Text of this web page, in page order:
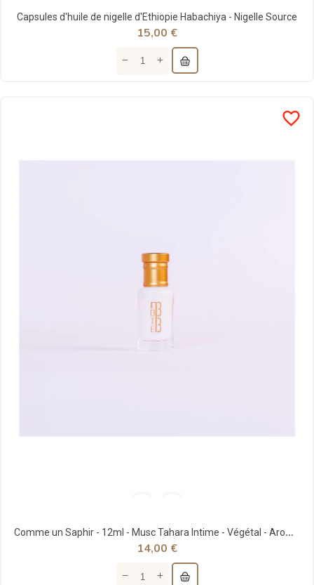
Capsules d'huile de nigelle d'Ethiopie Habachiya - Nigelle Source
15,00 €
favorite_border
Comme un Saphir - 12ml - Musc Tahara Intime - Végétal - Aromatisé Fraise/ Framboise - Note33
14,00 €